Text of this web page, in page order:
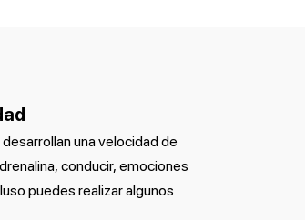
una velocidad de
conducir, emociones
puedes realizar algunos